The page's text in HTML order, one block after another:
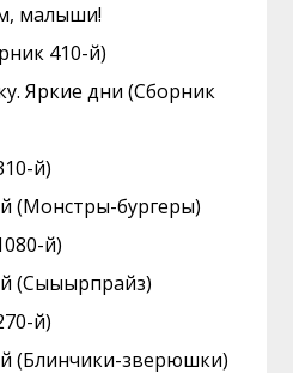
малыши!
410-й)
Яркие дни (Сборник
й)
(Монстры-бургеры)
й)
(Сыыырпрайз)
й)
(Блинчики-зверюшки)